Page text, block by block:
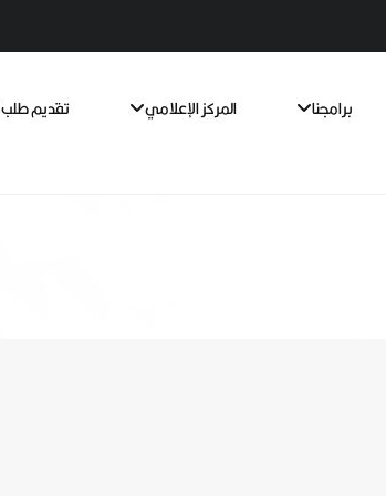
برامجنا المركز الإعلامي تقديم طلب